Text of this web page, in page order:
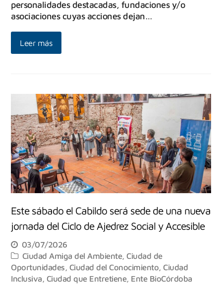
personalidades destacadas, fundaciones y/o
asociaciones cuyas acciones dejan…
Leer más
Este sábado el Cabildo será sede de una nueva
jornada del Ciclo de Ajedrez Social y Accesible
03/07/2026
Ciudad Amiga del Ambiente,Ciudad de
Oportunidades, Ciudad del Conocimiento,Ciudad
Inclusiva, Ciudad que Entretiene, Ente BioCórdoba